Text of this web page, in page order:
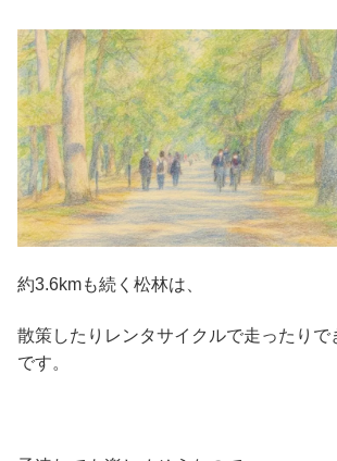
約3.6kmも続く松林は、
散策したりレンタサイクルで走ったりで
です。